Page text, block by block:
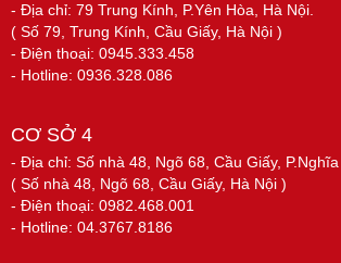
- Địa chỉ: 79 Trung Kính, P.Yên Hòa, Hà Nội.
( Số 79, Trung Kính, Cầu Giấy, Hà Nội )
- Điện thoại: 0945.333.458
- Hotline: 0936.328.086
CƠ SỞ 4
- Địa chỉ: Số nhà 48, Ngõ 68, Cầu Giấy,
( Số nhà 48, Ngõ 68, Cầu Giấy, Hà Nội )
- Điện thoại: 0982.468.001
- Hotline: 04.3767.8186